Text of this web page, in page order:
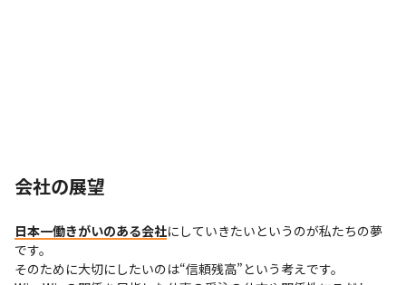
会社の展望
日本一働きがいのある会社にしていきたいというのが私たちの夢
です。
そのために大切にしたいのは“信頼残高”という考えです。